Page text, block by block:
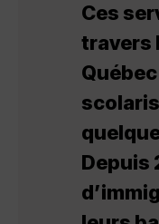
Ces
travers
Depuis